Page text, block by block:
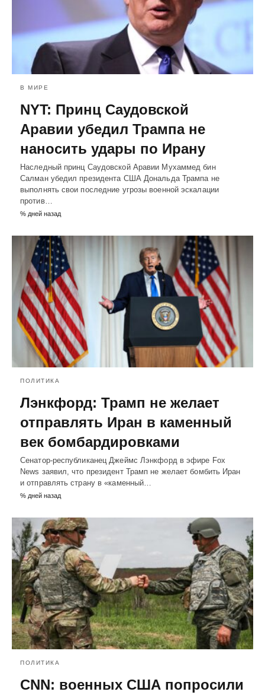
В МИРЕ
NYT: Принц Саудовской
Аравии убедил Трампа не
наносить удары по Ирану
Наследный принц Саудовской Аравии Мухаммед бин
Салман убедил президента США Дональда Трампа не
выполнять свои последние угрозы военной эскалации
против…
% дней назад
ПОЛИТИКА
Лэнкфорд: Трамп не желает
отправлять Иран в каменный
век бомбардировками
Сенатор-республиканец Джеймс Лэнкфорд в эфире Fox
News заявил, что президент Трамп не желает бомбить Иран
и отправлять страну в «каменный…
% дней назад
ПОЛИТИКА
CNN: военных США попросили